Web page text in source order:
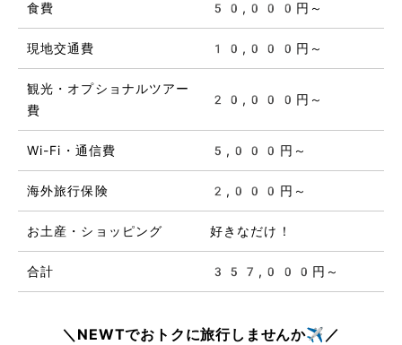
食費 50,000円～
現地交通費 10,000円～
観光・オプショナルツアー
費
20,000円～
Wi-Fi・通信費 5,000円～
海外旅行保険 2,000円～
お土産・ショッピング 好きなだけ！
合計 357,000円～
＼NEWTでおトクに旅行しませんか✈️／